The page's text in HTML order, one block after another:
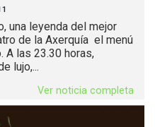
una leyenda del mejor
de la Axerquía el menú
las 23.30 horas,
lujo,...
Ver noticia completa